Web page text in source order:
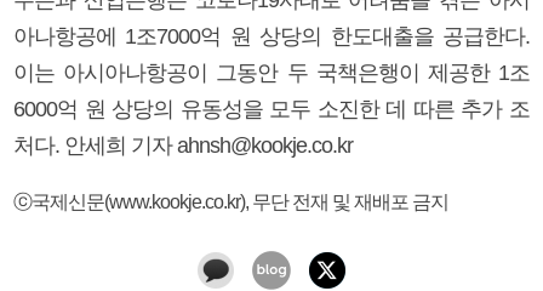
아나항공에 1조7000억 원 상당의 한도대출을 공급한다.
이는 아시아나항공이 그동안 두 국책은행이 제공한 1조
6000억 원 상당의 유동성을 모두 소진한 데 따른 추가 조
처다. 안세희 기자 ahnsh@kookje.co.kr
ⓒ국제신문(www.kookje.co.kr), 무단 전재 및 재배포 금지